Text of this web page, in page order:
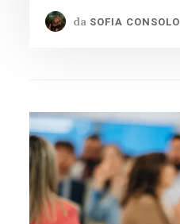
da SOFIA CONSOLO